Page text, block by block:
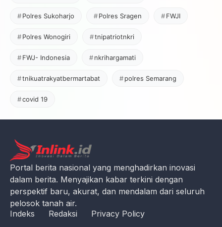
Polres Sukoharjo Polres Sragen FWJI
Polres Wonogiri tnipatriotnkri
FWJ- Indonesia nkrihargamati
tnikuatrakyatbermartabat polres Semarang
covid 19
Portal berita nasional yang menghadirkan inovasi
dalam berita. Menyajikan kabar terkini dengan
perspektif baru, akurat, dan mendalam dari seluruh
pelosok tanah air.
Indeks
Redaksi Privacy Policy